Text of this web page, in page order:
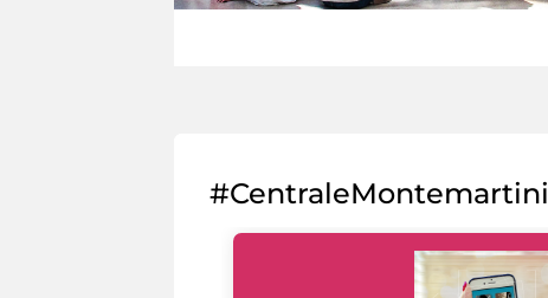
#CentraleMontemartini